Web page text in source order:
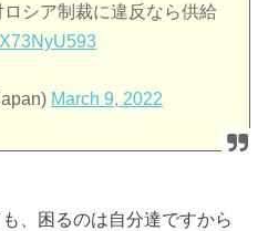
シア制裁に違反なら供給
March 9, 2022
、困るのは自分達ですから